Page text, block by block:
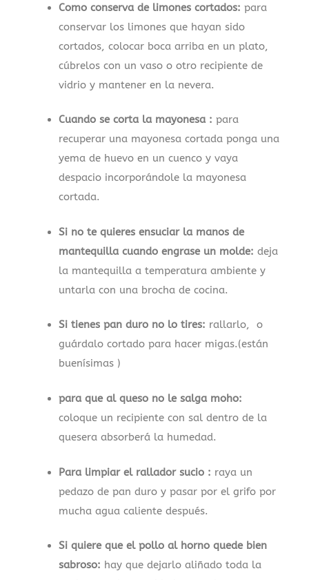
Como conserva de limones cortados: para
conservar los limones que hayan sido
cortados, colocar boca arriba en un plato,
cúbrelos con un vaso o otro recipiente de
vidrio y mantener en la nevera.
Cuando se corta la mayonesa : para
recuperar una mayonesa cortada ponga una
yema de huevo en un cuenco y vaya
despacio incorporándole la mayonesa
cortada.
Si no te quieres ensuciar la manos de
mantequilla cuando engrase un molde: deja
la mantequilla a temperatura ambiente y
untarla con una brocha de cocina.
Si tienes pan duro no lo tires: rallarlo, o
guárdalo cortado para hacer migas.(están
buenísimas )
para que al queso no le salga moho:
coloque un recipiente con sal dentro de la
quesera absorberá la humedad.
Para limpiar el rallador sucio : raya un
pedazo de pan duro y pasar por el grifo por
mucha agua caliente después.
Si quiere que el pollo al horno quede bien
sabroso: hay que dejarlo aliñado toda la